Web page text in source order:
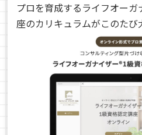
プロを育成するライフオー
座のカリキュラムがこのたび